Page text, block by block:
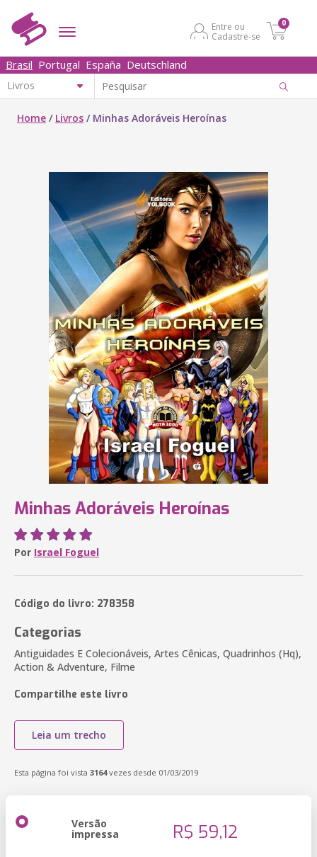
Entre ou
Cadastre-se
0
Brasil Portugal España Deutschland
Home / Livros / Minhas Adoráveis Heroínas
Minhas Adoráveis Heroínas
Por Israel Foguel
Código do livro: 278358
Categorias
Antiguidades E Colecionáveis, Artes Cênicas, Quadrinhos (Hq),
Action & Adventure, Filme
Compartilhe este livro
Leia um trecho
Esta página foi vista 3164vezes desde 01/03/2019
Versão
impressa R$ 59,12